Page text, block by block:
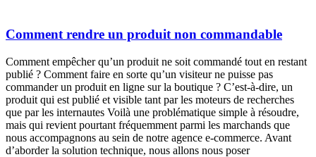
Comment rendre un produit non commandable
Comment empêcher qu’un produit ne soit commandé tout en restant
publié ? Comment faire en sorte qu’un visiteur ne puisse pas
commander un produit en ligne sur la boutique ? C’est-à-dire, un
produit qui est publié et visible tant par les moteurs de recherches
que par les internautes Voilà une problématique simple à résoudre,
mais qui revient pourtant fréquemment parmi les marchands que
nous accompagnons au sein de notre agence e-commerce. Avant
d’aborder la solution technique, nous allons nous poser